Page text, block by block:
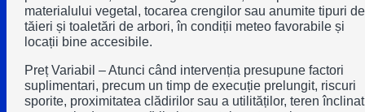
materialului vegetal, tocarea crengilor sau anumite tipuri de
tăieri și toaletări de arbori, în condiții meteo favorabile și
locații bine accesibile.
Preț Variabil – Atunci când intervenția presupune factori
suplimentari, precum un timp de execuție prelungit, riscuri
sporite, proximitatea clădirilor sau a utilităților, teren înclinat